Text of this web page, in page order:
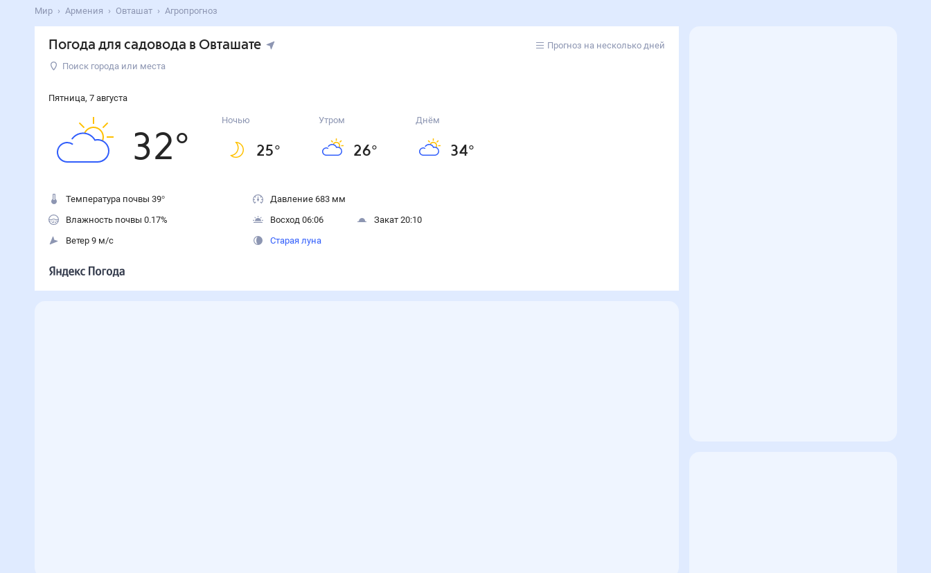
Мир Армения Овташат Агропрогноз
Погода для садовода в Овташате
Прогноз на несколько дней
Поиск города или места
Пятница, 7 августа
32°
Ночью
25°
Утром
26°
Днём
34°
Температура почвы 39°
Влажность почвы 0.17%
Ветер 9 м/с
Давление 683 мм
Восход 06:06
Закат 20:10
Старая луна